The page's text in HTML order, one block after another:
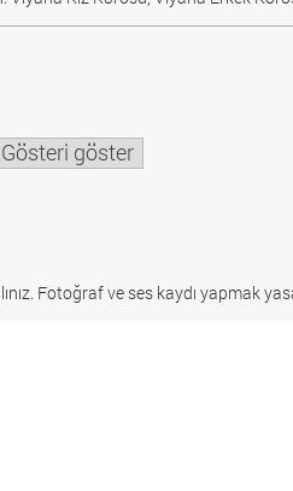
göster
Fotoğraf ve ses kaydı yapmak